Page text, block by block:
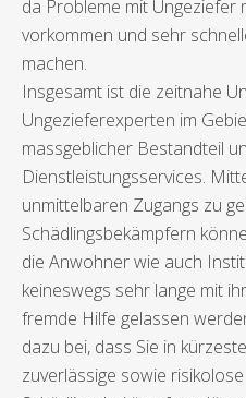
da Probleme mit Ungeziefer
vorkommen und sehr
machen.
Insgesamt ist die zeitnahe
Ungezieferexperten im
massgeblicher Bestandteil
Dienstleistungsservices.
unmittelbaren Zugangs zu
Schädlingsbekämpfern
die Anwohner wie auch
keineswegs sehr lange mit
fremde Hilfe gelassen
dazu bei, dass Sie in
zuverlässige sowie risikolose